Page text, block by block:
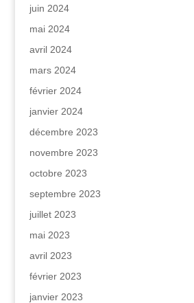
juin 2024
mai 2024
avril 2024
mars 2024
février 2024
janvier 2024
décembre 2023
novembre 2023
octobre 2023
septembre 2023
juillet 2023
mai 2023
avril 2023
février 2023
janvier 2023